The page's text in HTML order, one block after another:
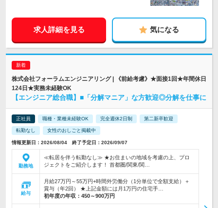
求人詳細を見る 気になる
株式会社フォーラムエンジニアリング | 《前給考慮》★面接1回★年間休日
124日★実務未経験OK
【エンジニア総合職】■「分解マニア」な方歓迎◎分解を仕事に
正社員 職種・業種未経験OK 完全週休2日制 第二新卒歓迎
転勤なし 女性のおしごと掲載中
情報更新日：2026/08/04 終了予定日：2026/09/07
勤務地
≪転居を伴う転勤なし≫ ★お住まいの地域を考慮の上、プロ
ジェクトをご紹介します！ 首都圏/関東/関…
給与
月給27万円～55万円+時間外労働分（1分単位で全額支給）＋
賞与（年2回） ★上記金額には月1万円の住宅手…
初年度の年収： 450～900万円